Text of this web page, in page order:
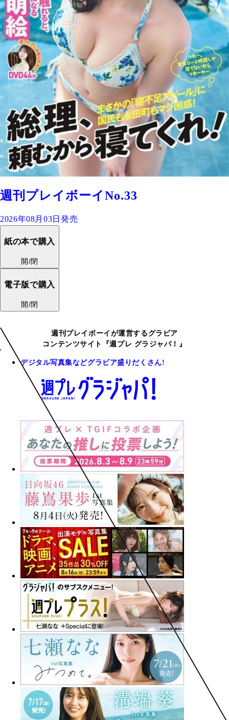
週刊プレイボーイNo.33
2026年08月03日発売
紙の本で購入
開/閉
電子版で購入
開/閉
週刊プレイボーイが運営するグラビア
コンテンツサイト『週プレ グラジャパ！』
デジタル写真集などグラビア盛りだくさん!